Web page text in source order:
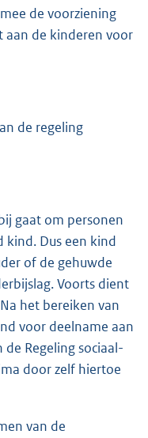
de voorziening
de kinderen voor
de regeling
gaat om personen
kind. Dus een kind
of de gehuwde
Voorts dient
het bereiken van
voor deelname aan
Regeling sociaal-
door zelf hiertoe
van de